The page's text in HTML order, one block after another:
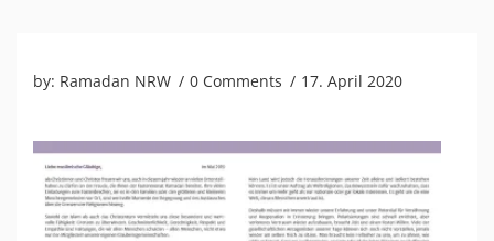
by: Ramadan NRW 0 Comments 17. April 2020